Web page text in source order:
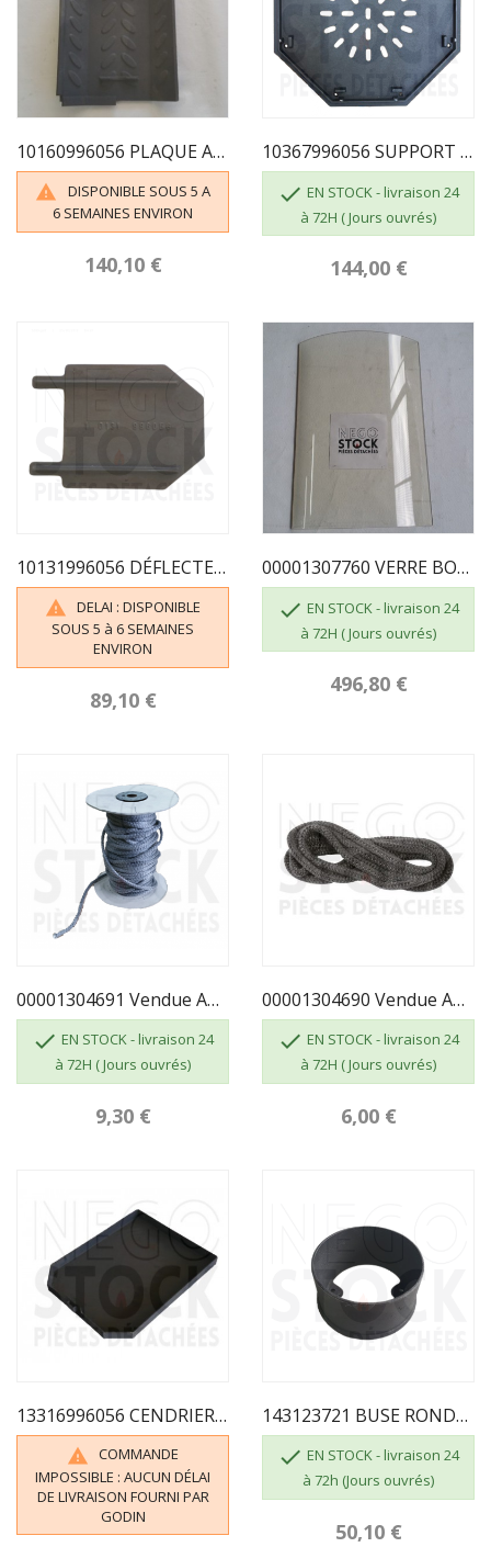
10160996056 PLAQUE ARRIÈRE FOYER 996056

DISPONIBLE SOUS 5 A
6 SEMAINES ENVIRON
140,10 €
10367996056 SUPPORT FOYER 996056
 EN STOCK - livraison 24
à 72H ( Jours ouvrés)
144,00 €
10131996056 DÉFLECTEUR 996056

DELAI : DISPONIBLE
SOUS 5 à 6 SEMAINES
ENVIRON
89,10 €
00001307760 VERRE BOMBÉ RÉFRACTAIRE 388114
 EN STOCK - livraison 24
à 72H ( Jours ouvrés)
496,80 €
00001304691 Vendue Au Mètre - TRESSE Ø 10.5 Mm
 EN STOCK - livraison 24
à 72H ( Jours ouvrés)
9,30 €
00001304690 Vendue Au Mètre - TRESSE DIAM 7
 EN STOCK - livraison 24
à 72H ( Jours ouvrés)
6,00 €
13316996056 CENDRIER 996056

COMMANDE
IMPOSSIBLE : AUCUN DÉLAI
DE LIVRAISON FOURNI PAR
GODIN
143123721 BUSE RONDE 125 3721
 EN STOCK - livraison 24
à 72h (Jours ouvrés)
50,10 €